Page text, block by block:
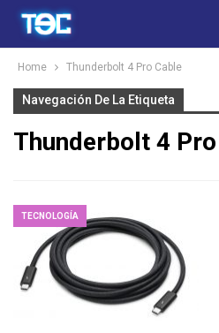
Home Thunderbolt 4 Pro Cable
Navegación De La Etiqueta
Thunderbolt 4
TECNOLOGÍA